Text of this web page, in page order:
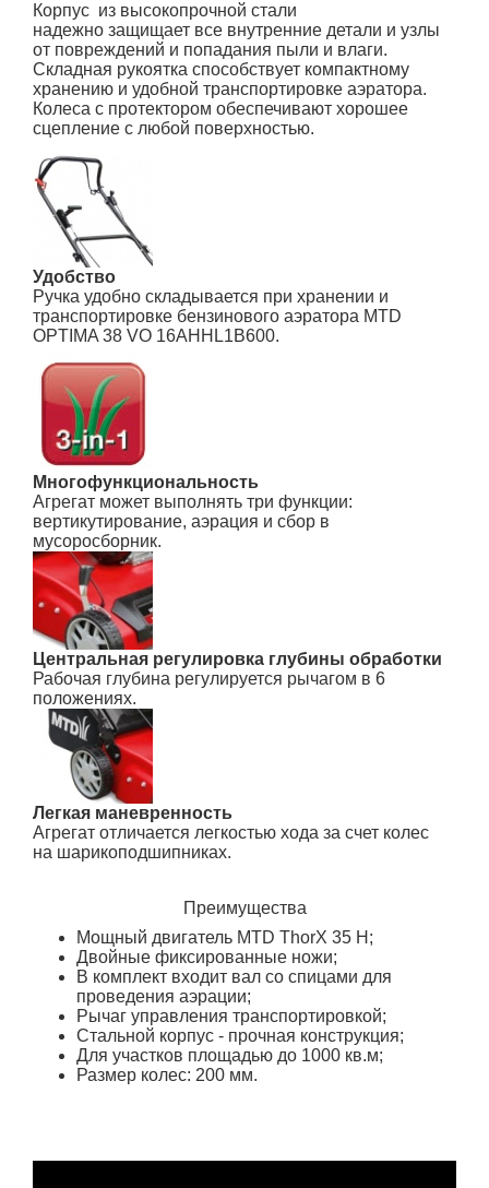
Корпус из высокопрочной стали
надежно защищает все внутренние детали и узлы
от повреждений и попадания пыли и влаги.
Складная рукоятка способствует компактному
хранению и удобной транспортировке аэратора.
Колеса с протектором обеспечивают хорошее
сцепление с любой поверхностью.
Удобство
Ручка удобно складывается при хранении и
транспортировке бензинового аэратора MTD
OPTIMA 38 VO 16AHHL1B600.
Многофункциональность
Агрегат может выполнять три функции:
вертикутирование, аэрация и сбор в
мусоросборник.
Центральная регулировка глубины обработки
Рабочая глубина регулируется рычагом в 6
положениях.
Легкая маневренность
Агрегат отличается легкостью хода за счет колес
на шарикоподшипниках.
Преимущества
Мощный двигатель MTD ThorX 35 H;
Двойные фиксированные ножи;
В комплект входит вал со спицами для
проведения аэрации;
Рычаг управления транспортировкой;
Стальной корпус - прочная конструкция;
Для участков площадью до 1000 кв.м;
Размер колес: 200 мм.